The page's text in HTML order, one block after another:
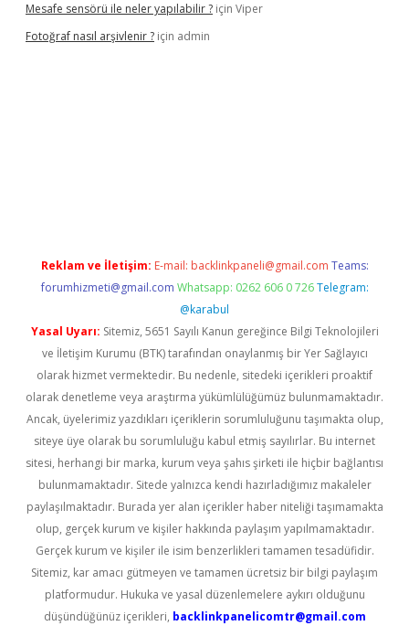
Mesafe sensörü ile neler yapılabilir ? için Viper
Fotoğraf nasıl arşivlenir ? için admin
Reklam ve İletişim: E-mail: backlinkpaneli@gmail.com Teams:
forumhizmeti@gmail.com Whatsapp: 0262 606 0 726 Telegram:
@karabul
Yasal Uyarı: Sitemiz, 5651 Sayılı Kanun gereğince Bilgi Teknolojileri
ve İletişim Kurumu (BTK) tarafından onaylanmış bir Yer Sağlayıcı
olarak hizmet vermektedir. Bu nedenle, sitedeki içerikleri proaktif
olarak denetleme veya araştırma yükümlülüğümüz bulunmamaktadır.
Ancak, üyelerimiz yazdıkları içeriklerin sorumluluğunu taşımakta olup,
siteye üye olarak bu sorumluluğu kabul etmiş sayılırlar. Bu internet
sitesi, herhangi bir marka, kurum veya şahıs şirketi ile hiçbir bağlantısı
bulunmamaktadır. Sitede yalnızca kendi hazırladığımız makaleler
paylaşılmaktadır. Burada yer alan içerikler haber niteliği taşımamakta
olup, gerçek kurum ve kişiler hakkında paylaşım yapılmamaktadır.
Gerçek kurum ve kişiler ile isim benzerlikleri tamamen tesadüfidir.
Sitemiz, kar amacı gütmeyen ve tamamen ücretsiz bir bilgi paylaşım
platformudur. Hukuka ve yasal düzenlemelere aykırı olduğunu
düşündüğünüz içerikleri, backlinkpanelicomtr@gmail.com